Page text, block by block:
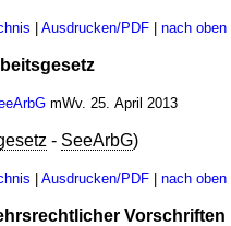
| Ausdrucken/PDF| nach oben
mWv. 25. April 2013
- SeeArbG)
| Ausdrucken/PDF| nach oben
Vorschriften